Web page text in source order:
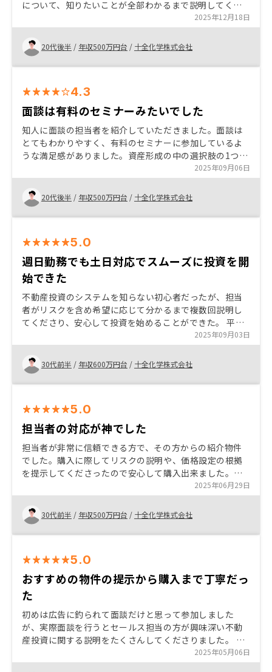
について、知りたいことが全部わかるまで説明してくだ
さいました（私の場合1ヶ月以上）。ある程度関係性がで
きた上での商品のご紹介だったので、気軽に質問もで
き、その後のやりとりもスムーズでした！ 商慣習？みた
いな、地域ごとで微妙に違うお約束があることも、契約
前に教えていただけると助かります。
2025年12月18日
20代後半 / 年収500万円台 / 十全化学株式会社
4.3
面談は有料のセミナーみたいでした
知人に面談の担当者を紹介していただきました。面談は
とてもわかりやすく、有料のセミナーに参加しているよ
うな満足感がありました。資産形成の中の選択肢の1つと
して不動産投資の説明がされていて、押し売りされてい
る感覚はありませんでした。資産運用に悩んでいらっし
ゃるなら、相談してみるのもアリです！ 物件を選ぶ際
に、関東、関西、その他（博多など）の地域ごとの特色
（商慣習など）を知らないまま購入まで進んでしまいま
で、説明の際にフォローしていただけると助かります。
2025年09月06日
20代後半 / 年収500万円台 / 十全化学株式会社
5.0
週日勤務でも土日対応でスムーズに投資を開
始できた
不動産投資のシステムを知らない初心者だったが、担当
者がリスクを含め希望に応じて分かるまで複数回説明し
てくださり、安心して投資を始めることができた。 平日
は忙しく土日しか対応が難しい場合でも、土日に面談を
設定くださり、自分のスケジュールに合わせてスムーズ
に開始することができた。
2025年09月03日
30代前半 / 年収600万円台 / 十全化学株式会社
5.0
担当者の対応が神でした
担当者が非常に信頼できる方で、その方からの紹介物件
でした。購入に際してリスクの説明や、価格設定の根拠
を提示してくださったので安心して購入出来ました。次
回もぜひ融資枠ができましたらご紹介いただきたいで
す。
2025年06月29日
30代前半 / 年収500万円台 / 十全化学株式会社
5.0
おすすめの物件の提示から購入まで丁寧だっ
た
初めは広告に釣られて面談だけと思って参加しました
が、実際面談を行うとセールス担当の方が興味深い不動
産投資に関する説明をたくさんしてくださりました。 こ
のセールスさんなら投資する価値があるなと思い、始め
ました
2025年05月06日